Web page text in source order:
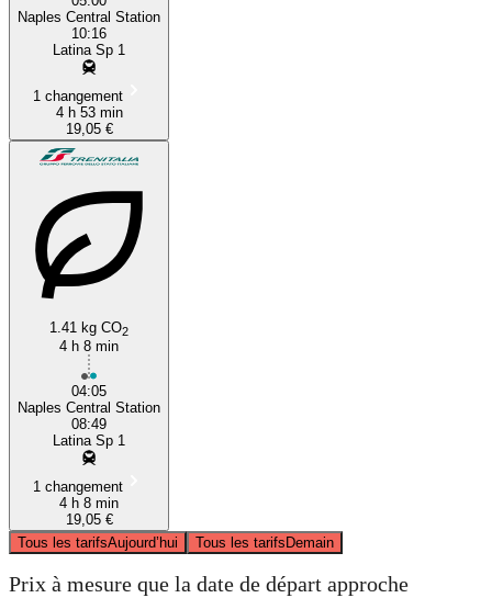
Naples Central Station
10:16
Latina Sp 1
1 changement
4 h 53 min
19,05 €
1.41 kg CO2
4 h 8 min
04:05
Naples Central Station
08:49
Latina Sp 1
1 changement
4 h 8 min
19,05 €
Tous les tarifsAujourd’hui Tous les tarifsDemain
Prix à mesure que la date de départ approche